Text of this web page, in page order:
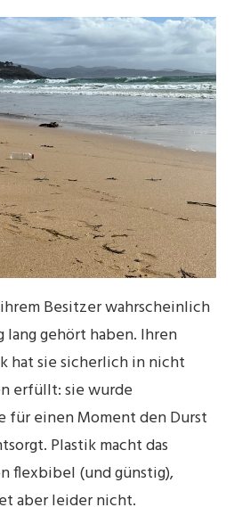
Besitzer wahrscheinlich
lang gehört haben. Ihren
hat sie sicherlich in nicht
erfüllt: sie wurde
für einen Moment den Durst
Plastik macht das
flexbibel (und günstig),
aber leider nicht.